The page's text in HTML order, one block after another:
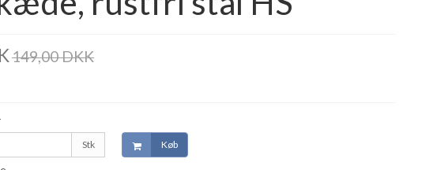
149,00 DKK
Stk Køb